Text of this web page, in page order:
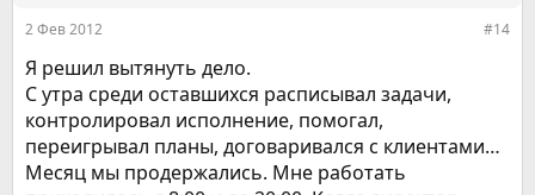
2 Фев 2012 #14
Я решил вытянуть дело.
С утра среди оставшихся расписывал задачи,
контролировал исполнение, помогал,
переигрывал планы, договаривался с клиентами…
Месяц мы продержались. Мне работать